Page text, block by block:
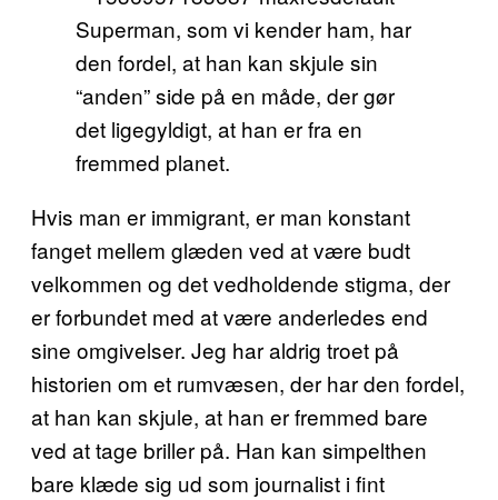
Superman, som vi kender ham, har
den fordel, at han kan skjule sin
“anden” side på en måde, der gør
det ligegyldigt, at han er fra en
fremmed planet.
Hvis man er immigrant, er man konstant
fanget mellem glæden ved at være budt
velkommen og det vedholdende stigma, der
er forbundet med at være anderledes end
sine omgivelser. Jeg har aldrig troet på
historien om et rumvæsen, der har den fordel,
at han kan skjule, at han er fremmed bare
ved at tage briller på. Han kan simpelthen
bare klæde sig ud som journalist i fint